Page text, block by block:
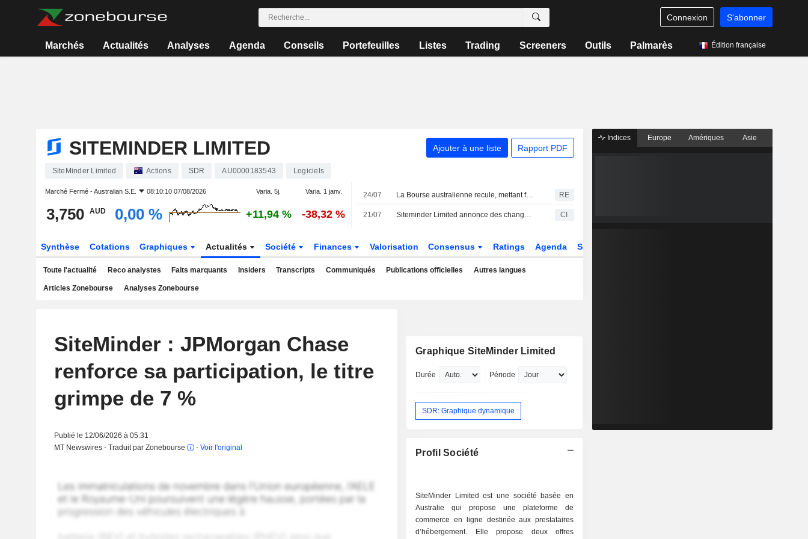
Connexion S'abonner
Marchés Actualités Analyses Agenda Conseils Portefeuilles Listes Trading Screeners Outils Palmarès Édition française
SITEMINDER LIMITED Ajouter à une liste Rapport PDF
SiteMinder Limited Actions SDR AU0000183543 Logiciels
Marché Fermé -Australian S.E. 08:10:10 07/08/2026 Varia. 5j. Varia. 1 janv.
3,750 AUD 0,00 % +11,94 % -38,32 %
24/07 La Bourse australienne recule, mettant fin à trois jours de hausse sous le poids des valeurs minières RE
21/07 Siteminder Limited annonce des changements au sein de sa direction CI
Synthèse Cotations Graphiques Actualités Société Finances Valorisation Consensus Ratings Agenda Secteur
Toute l'actualité Reco analystes Faits marquants Insiders Transcripts Communiqués Publications officielles Autres langues
Articles Zonebourse Analyses Zonebourse
SiteMinder : JPMorgan Chase
renforce sa participation, le titre
grimpe de 7 %
Publié le 12/06/2026 à 05:31
MT Newswires - Traduit par Zonebourse
- Voir l'original
Graphique SiteMinder Limited
Durée Période
SDR: Graphique dynamique
Profil Société
SiteMinder Limited est une société basée en
Australie qui propose une plateforme de
commerce en ligne destinée aux prestataires
d’hébergement. Elle propose deux offres
Indices Europe Amériques Asie